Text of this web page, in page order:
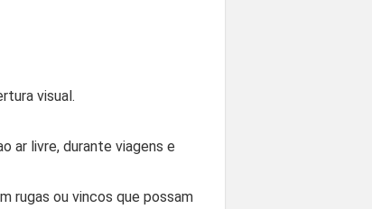
visual.
ar livre, durante viagens e
rugas ou vincos que possam